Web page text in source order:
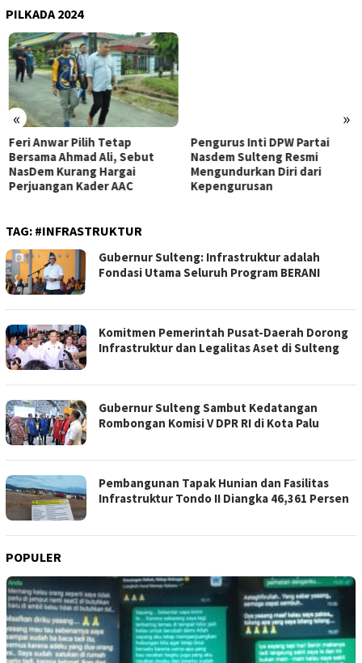
PILKADA 2024
« »
Feri Anwar Pilih Tetap
Bersama Ahmad Ali, Sebut
NasDem Kurang Hargai
Perjuangan Kader AAC
Pengurus Inti DPW Partai
Nasdem Sulteng Resmi
Mengundurkan Diri dari
Kepengurusan
TAG: #INFRASTRUKTUR
Gubernur Sulteng: Infrastruktur adalah
Fondasi Utama Seluruh Program BERANI
Komitmen Pemerintah Pusat-Daerah Dorong
Infrastruktur dan Legalitas Aset di Sulteng
Gubernur Sulteng Sambut Kedatangan
Rombongan Komisi V DPR RI di Kota Palu
Pembangunan Tapak Hunian dan Fasilitas
Infrastruktur Tondo II Diangka 46,361 Persen
POPULER